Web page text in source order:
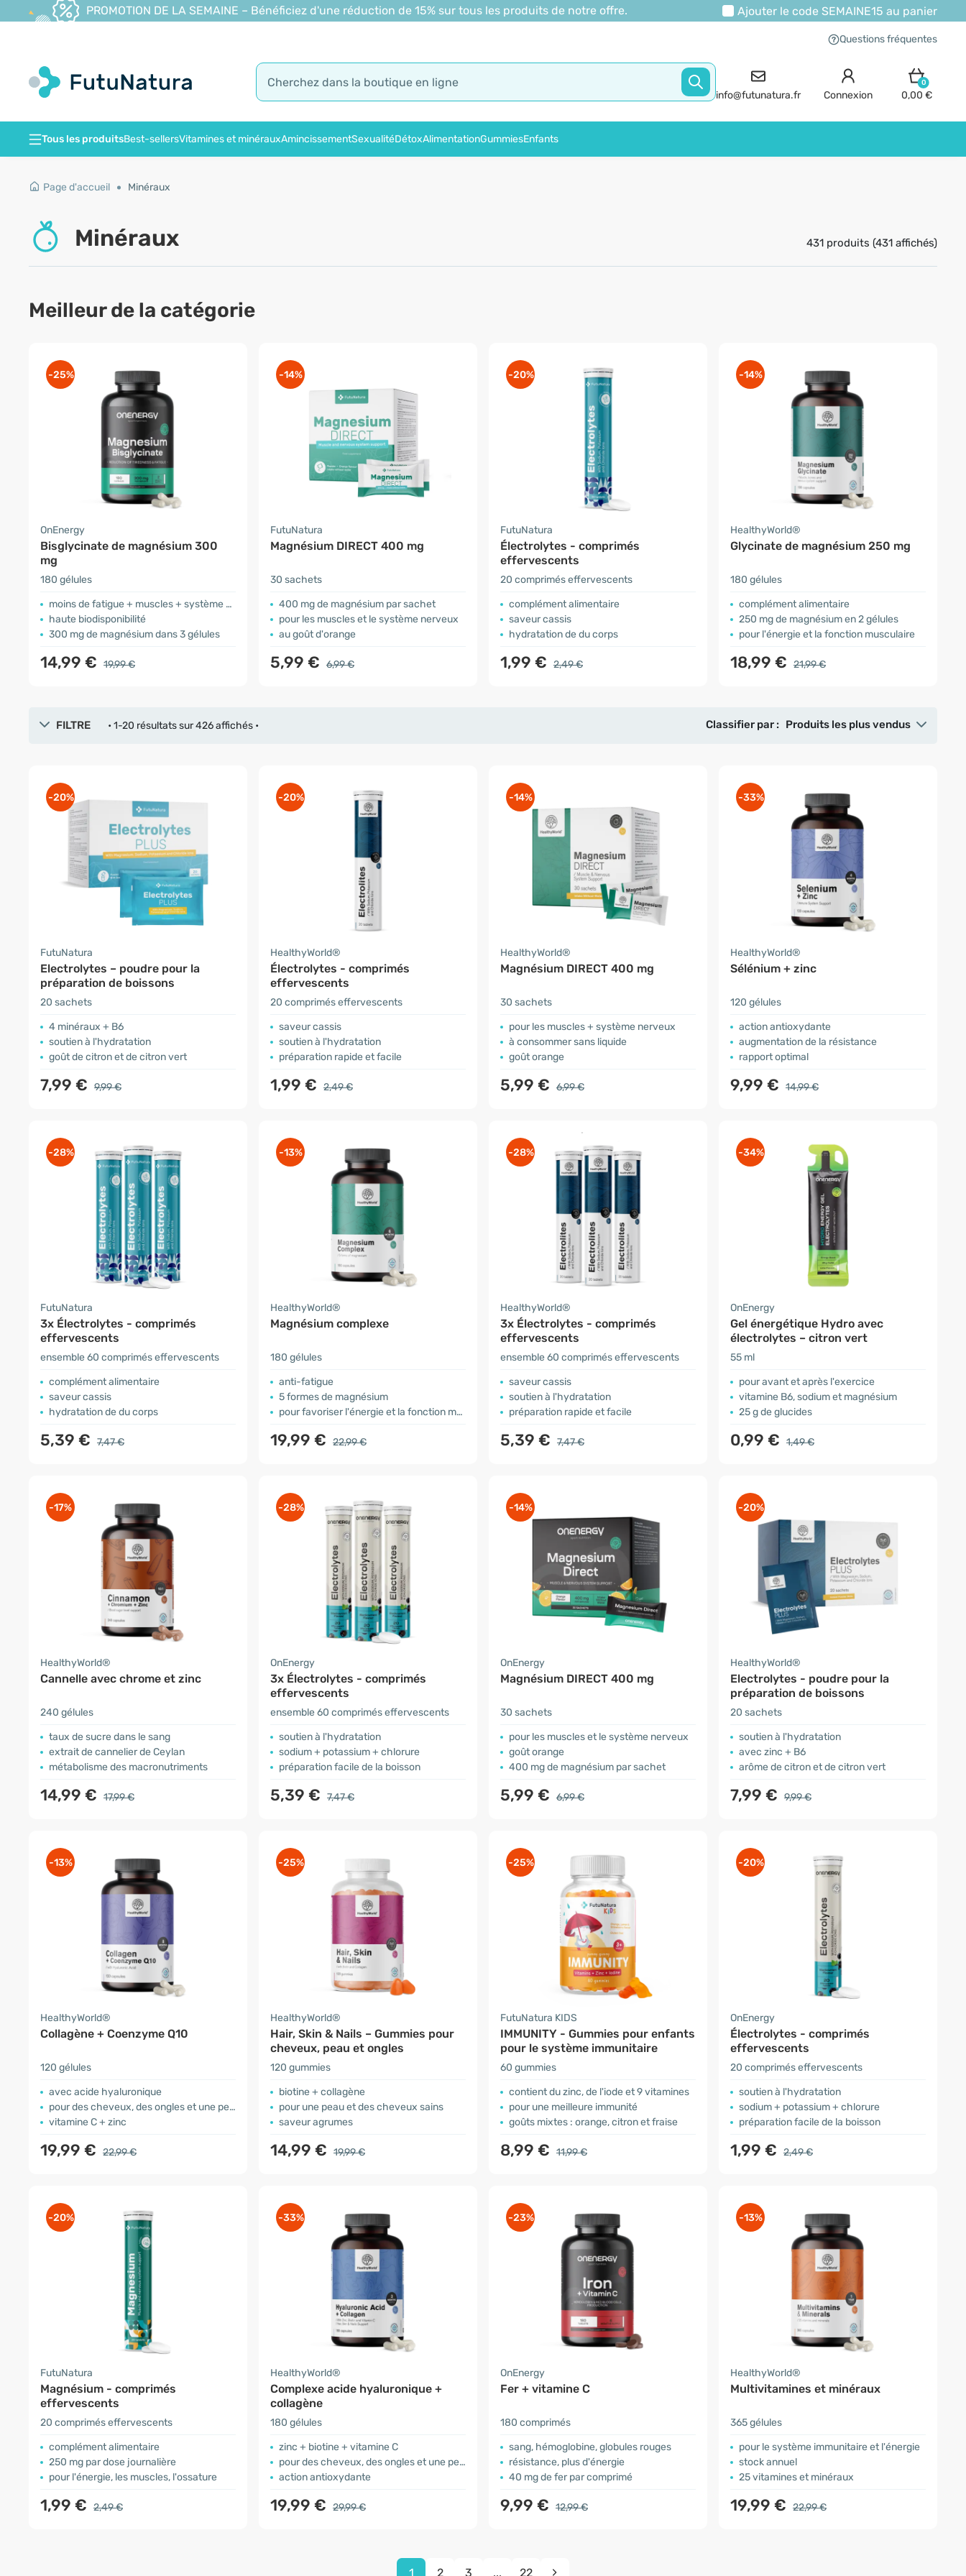
PROMOTION DE LA SEMAINE – Bénéficiez d'une réduction de 15% sur tous les produits de notre offre. Ajouter le code SEMAINE15 au panier
Questions fréquentes
info@futunatura.fr Connexion
0
0,00 €
Tous les produitsBest-sellersVitamines et minérauxAmincissementSexualitéDétoxAlimentationGummiesEnfants
Page d'accueil Minéraux
Minéraux 431 produits (431 affichés)
Meilleur de la catégorie
-25%
OnEnergy
Bisglycinate de magnésium 300
mg
180 gélules
moins de fatigue + muscles + système nerveux
haute biodisponibilité
300 mg de magnésium dans 3 gélules
14,99 € 19,99 €
-14%
FutuNatura
Magnésium DIRECT 400 mg
30 sachets
400 mg de magnésium par sachet
pour les muscles et le système nerveux
au goût d'orange
5,99 € 6,99 €
-20%
FutuNatura
Électrolytes - comprimés
effervescents
20 comprimés effervescents
complément alimentaire
saveur cassis
hydratation de du corps
1,99 € 2,49 €
-14%
HealthyWorld®
Glycinate de magnésium 250 mg
180 gélules
complément alimentaire
250 mg de magnésium en 2 gélules
pour l'énergie et la fonction musculaire
18,99 € 21,99 €
FILTRE • 1-20 résultats sur 426 affichés • Classifier par : Produits les plus vendus
-20%
FutuNatura
Electrolytes – poudre pour la
préparation de boissons
20 sachets
4 minéraux + B6
soutien à l'hydratation
goût de citron et de citron vert
7,99 € 9,99 €
-20%
HealthyWorld®
Électrolytes - comprimés
effervescents
20 comprimés effervescents
saveur cassis
soutien à l'hydratation
préparation rapide et facile
1,99 € 2,49 €
-14%
HealthyWorld®
Magnésium DIRECT 400 mg
30 sachets
pour les muscles + système nerveux
à consommer sans liquide
goût orange
5,99 € 6,99 €
-33%
HealthyWorld®
Sélénium + zinc
120 gélules
action antioxydante
augmentation de la résistance
rapport optimal
9,99 € 14,99 €
-28%
FutuNatura
3x Électrolytes - comprimés
effervescents
ensemble 60 comprimés effervescents
complément alimentaire
saveur cassis
hydratation de du corps
5,39 € 7,47 €
-13%
HealthyWorld®
Magnésium complexe
180 gélules
anti-fatigue
5 formes de magnésium
pour favoriser l'énergie et la fonction musculaire
19,99 € 22,99 €
-28%
HealthyWorld®
3x Électrolytes - comprimés
effervescents
ensemble 60 comprimés effervescents
saveur cassis
soutien à l'hydratation
préparation rapide et facile
5,39 € 7,47 €
-34%
OnEnergy
Gel énergétique Hydro avec
électrolytes – citron vert
55 ml
pour avant et après l'exercice
vitamine B6, sodium et magnésium
25 g de glucides
0,99 € 1,49 €
-17%
HealthyWorld®
Cannelle avec chrome et zinc
240 gélules
taux de sucre dans le sang
extrait de cannelier de Ceylan
métabolisme des macronutriments
14,99 € 17,99 €
-28%
OnEnergy
3x Électrolytes - comprimés
effervescents
ensemble 60 comprimés effervescents
soutien à l'hydratation
sodium + potassium + chlorure
préparation facile de la boisson
5,39 € 7,47 €
-14%
OnEnergy
Magnésium DIRECT 400 mg
30 sachets
pour les muscles et le système nerveux
goût orange
400 mg de magnésium par sachet
5,99 € 6,99 €
-20%
HealthyWorld®
Electrolytes - poudre pour la
préparation de boissons
20 sachets
soutien à l'hydratation
avec zinc + B6
arôme de citron et de citron vert
7,99 € 9,99 €
-13%
HealthyWorld®
Collagène + Coenzyme Q10
120 gélules
avec acide hyaluronique
pour des cheveux, des ongles et une peau en bonne santé
vitamine C + zinc
19,99 € 22,99 €
-25%
HealthyWorld®
Hair, Skin & Nails – Gummies pour
cheveux, peau et ongles
120 gummies
biotine + collagène
pour une peau et des cheveux sains
saveur agrumes
14,99 € 19,99 €
-25%
FutuNatura KIDS
IMMUNITY - Gummies pour enfants
pour le système immunitaire
60 gummies
contient du zinc, de l'iode et 9 vitamines
pour une meilleure immunité
goûts mixtes : orange, citron et fraise
8,99 € 11,99 €
-20%
OnEnergy
Électrolytes - comprimés
effervescents
20 comprimés effervescents
soutien à l'hydratation
sodium + potassium + chlorure
préparation facile de la boisson
1,99 € 2,49 €
-20%
FutuNatura
Magnésium - comprimés
effervescents
20 comprimés effervescents
complément alimentaire
250 mg par dose journalière
pour l'énergie, les muscles, l'ossature
1,99 € 2,49 €
-33%
HealthyWorld®
Complexe acide hyaluronique +
collagène
180 gélules
zinc + biotine + vitamine C
pour des cheveux, des ongles et une peau saine
action antioxydante
19,99 € 29,99 €
-23%
OnEnergy
Fer + vitamine C
180 comprimés
sang, hémoglobine, globules rouges
résistance, plus d'énergie
40 mg de fer par comprimé
9,99 € 12,99 €
-13%
HealthyWorld®
Multivitamines et minéraux
365 gélules
pour le système immunitaire et l'énergie
stock annuel
25 vitamines et minéraux
19,99 € 22,99 €
1 2 3 ... 22